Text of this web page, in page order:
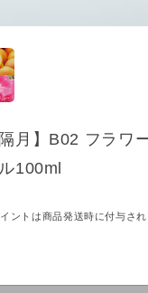
月】B02 フラワ
100ml
ントは商品発送時に付与され